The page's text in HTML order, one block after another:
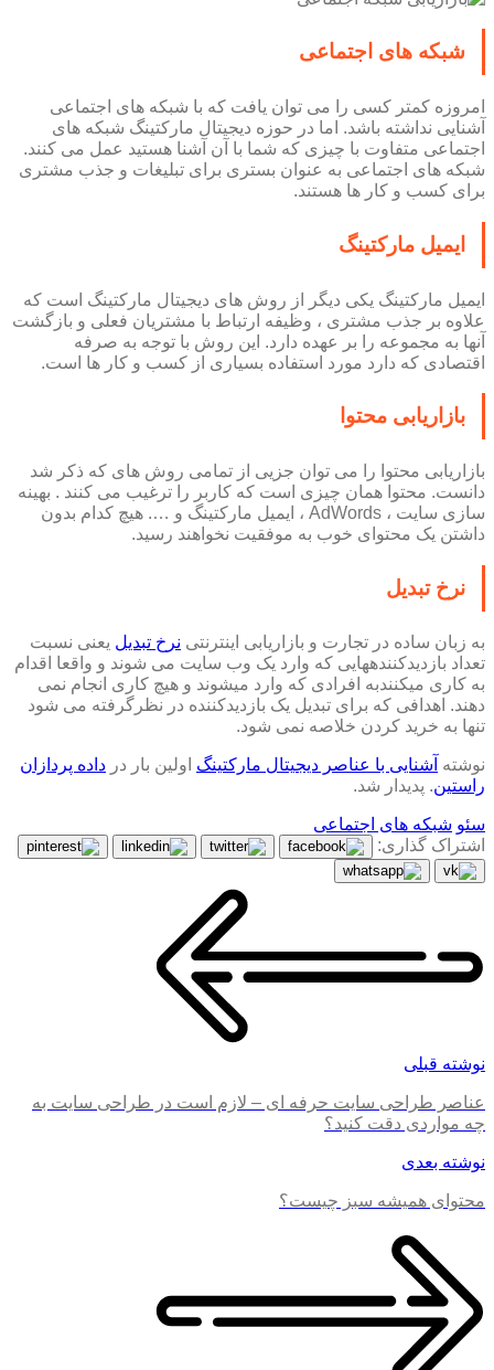
شبکه های اجتماعی
امروزه کمتر کسی را می توان یافت که با شبکه های اجتماعی
آشنایی نداشته باشد. اما در حوزه دیجیتال مارکتینگ شبکه های
اجتماعی متفاوت با چیزی که شما با آن آشنا هستید عمل می کنند.
شبکه های اجتماعی به عنوان بستری برای تبلیغات و جذب مشتری
برای کسب و کار ها هستند.
ایمیل مارکتینگ
ایمیل مارکتینگ یکی دیگر از روش های دیجیتال مارکتینگ است که
علاوه بر جذب مشتری ، وظیفه ارتباط با مشتریان فعلی و بازگشت
آنها به مجموعه را بر عهده دارد. این روش با توجه به صرفه
اقتصادی که دارد مورد استفاده بسیاری از کسب و کار ها است.
بازاریابی محتوا
بازاریابی محتوا را می توان جزیی از تمامی روش های که ذکر شد
دانست. محتوا همان چیزی است که کاربر را ترغیب می کنند . بهینه
سازی سایت ، AdWords ، ایمیل مارکتینگ و …. هیچ کدام بدون
داشتن یک محتوای خوب به موفقیت نخواهند رسید.
نرخ تبدیل
به زبان ساده در تجارت و بازاریابی اینترنتی نرخ تبدیل یعنی نسبت
تعداد بازدیدکننده­هایی که وارد یک وب سایت می شوند و واقعا اقدام
به کاری می­کنندبه افرادی که وارد می­شوند و هیچ­ کاری انجام نمی
دهند. اهدافی که برای تبدیل یک بازدیدکننده در نظرگرفته می­ شود
تنها به خرید کردن خلاصه نمی شود.
نوشته آشنایی با عناصر دیجیتال مارکتینگ اولین بار در داده پردازان
راستین. پدیدار شد.
سئو شبکه های اجتماعی
اشتراک گذاری:
نوشته قبلی
عناصر طراحی سایت حرفه ای – لازم است در طراحی سایت به
چه مواردی دقت کنید؟
نوشته بعدی
محتوای همیشه سبز چیست؟